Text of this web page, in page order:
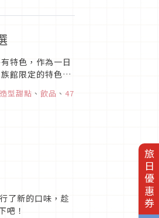
旅日優惠券
特色，作為一日
館限定的特色餐
別...
造型甜點 、 飲品 、 47
了新的口味，趁
吧！